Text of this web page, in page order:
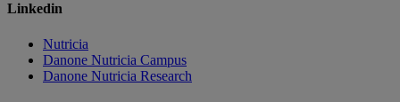
Linkedin
Nutricia
Danone Nutricia Campus
Danone Nutricia Research